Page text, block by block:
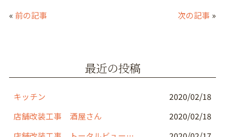
c
e
o
k
« 前の記事 次の記事 »
最近の投稿
キッチン
2020/02/18
店舗改装工事 酒屋さん
2020/02/18